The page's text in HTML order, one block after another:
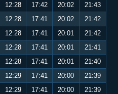
12:28 17:42 20:02
21:43
12:28 17:41 20:02
21:42
12:28 17:41 20:01
21:42
12:28 17:41 20:01
21:41
12:28 17:41 20:01
21:40
12:29 17:41 20:00
21:39
12:29 17:41 20:00
21:39